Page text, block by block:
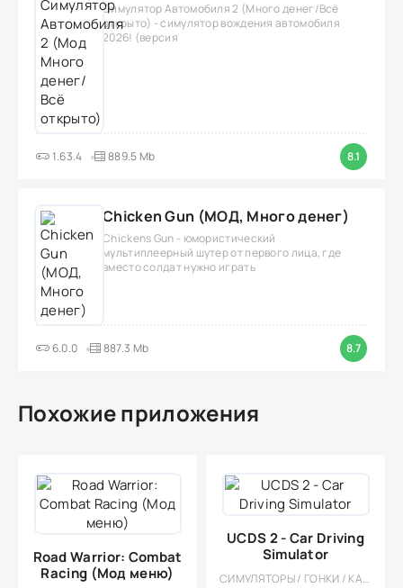
Симулятор Автомобиля 2 (Много денег/Всё
открыто) - симулятор вождения автомобиля
2026! (версия
1.63.4 889.5 Mb 8.1
Chicken Gun (МОД, Много денег)
Chickens Gun - юмористический
мультиплеерный шутер от первого лица, где
вместо солдат нужно играть
6.0.0 887.3 Mb 8.7
Похожие приложения
Road Warrior: Combat
Racing (Мод меню)
UCDS 2 - Car Driving
Simulator
СИМУЛЯТОРЫ / ГОНКИ / КАЗУАЛЬНЫЕ / ОТКРЫТЫЙ МИР / СОРЕВНОВАТЕЛЬНАЯ / МНОГОПОЛЬЗОВАТЕЛЬСКАЯ / ОДНОПОЛЬЗОВАТЕЛЬСКИЕ / БОЛЬШАЯ